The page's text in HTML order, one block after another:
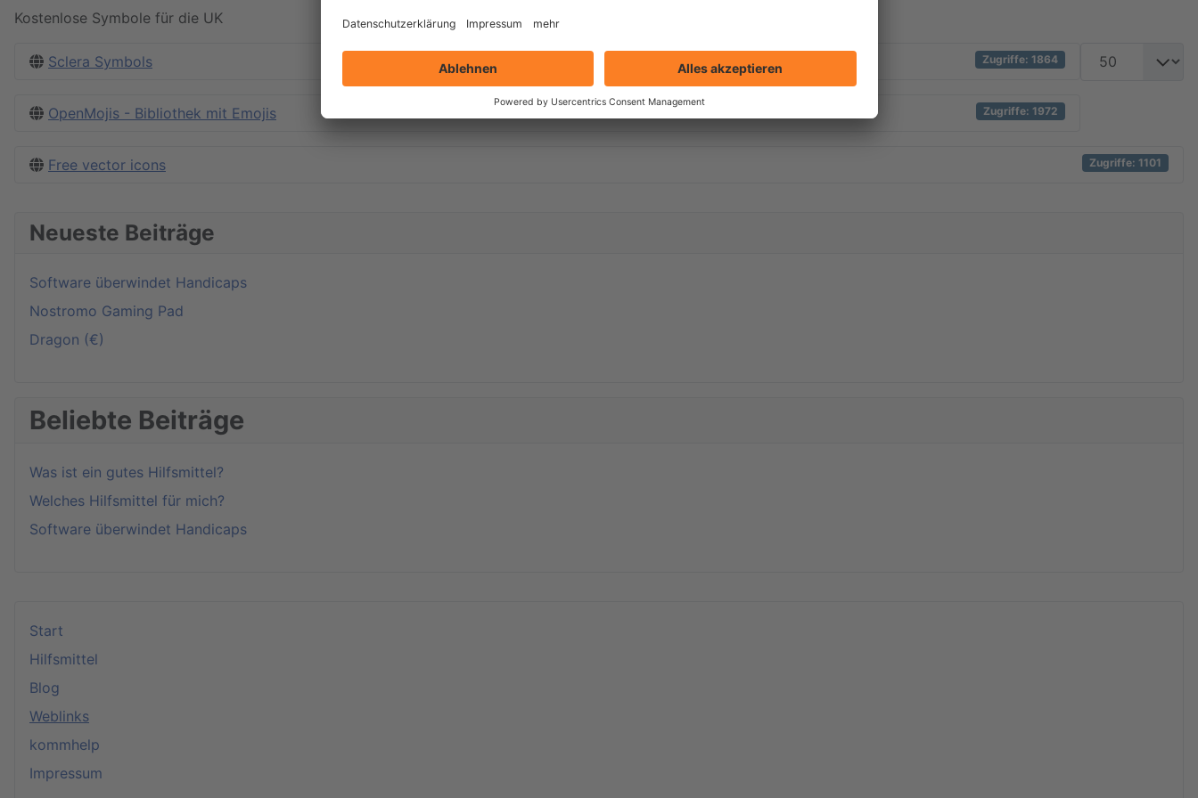
Start
Hilfsmittel
Blog
Weblinks
kommhelp
Impressum
Kostenlose Symbole für die UK
Anzeige #
Sclera Symbols Zugriffe: 1864
OpenMojis - Bibliothek mit Emojis Zugriffe: 1972
Free vector icons Zugriffe: 1101
Neueste Beiträge
Software überwindet Handicaps
Nostromo Gaming Pad
Dragon (€)
Beliebte Beiträge
Was ist ein gutes Hilfsmittel?
Welches Hilfsmittel für mich?
Software überwindet Handicaps